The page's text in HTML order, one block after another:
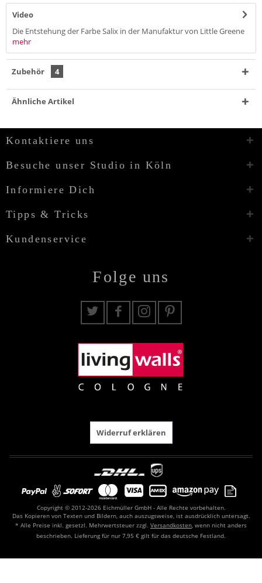
Video
Die Entstehung der Farbe Salix in der Manufaktur von Little Greene
mehr
Zubehör 4
Ähnliche Artikel
Kontaktiere uns
Besuche unser Studio in Köln
Informiere Dich
Tipps & Tricks
Kundenservice
Folge uns
Widerruf erklären
Copyright © 2012-2026 Eichmüller GmbH - Alle Rechte vorbehalten.
Das Kopieren von Texten und Bildern, auch auszugsweise, ist ausdrücklich untersagt.
* Alle Preise inkl. gesetzl. Mehrwertsteuer zzgl. Versandkosten , wenn nicht anders
beschrieben. Lieferung für nur 7,95 € gilt für das deutsche Festland.